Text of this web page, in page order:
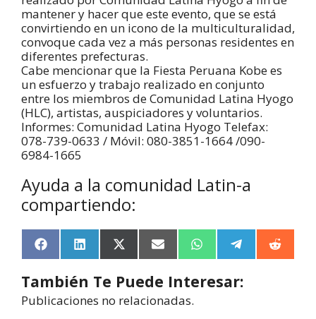
mantener y hacer que este evento, que se está
convirtiendo en un icono de la multiculturalidad,
convoque cada vez a más personas residentes en
diferentes prefecturas.
Cabe mencionar que la Fiesta Peruana Kobe es
un esfuerzo y trabajo realizado en conjunto
entre los miembros de Comunidad Latina Hyogo
(HLC), artistas, auspiciadores y voluntarios.
Informes: Comunidad Latina Hyogo Telefax:
078-739-0633 / Móvil: 080-3851-1664 /090-
6984-1665
Ayuda a la comunidad Latin-a
compartiendo:
F
a
e
b
o
L
i
k
e
d
X
(
w
i
t
E
m
a
l
W
h
t
e
e
R
e
También Te Puede Interesar:
Publicaciones no relacionadas.